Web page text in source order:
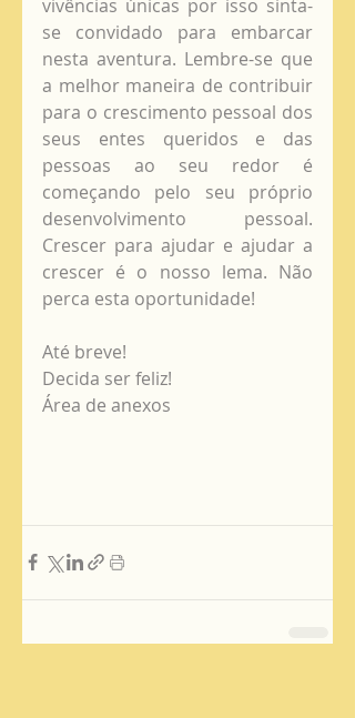
vivências únicas por isso sinta-
se convidado para embarcar
nesta aventura. Lembre-se que
a melhor maneira de contribuir
para o crescimento pessoal dos
seus entes queridos e das
pessoas ao seu redor é
começando pelo seu próprio
desenvolvimento pessoal.
Crescer para ajudar e ajudar a
crescer é o nosso lema. Não
perca esta oportunidade!
Até breve!
Decida ser feliz!
Área de anexos